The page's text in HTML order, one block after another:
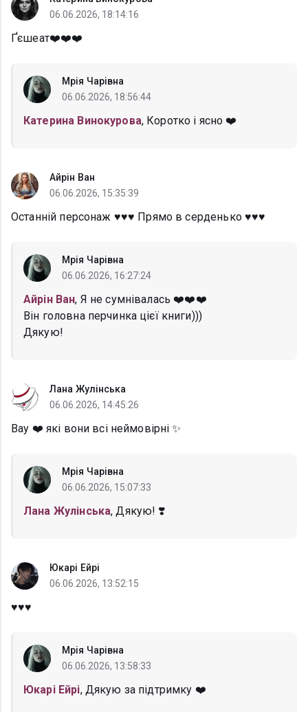
06.06.2026, 18:14:16
Ґєшеат❤️❤️❤️
Мрія Чарівна
06.06.2026, 18:56:44
Катерина Винокурова, Коротко і ясно ❤️
Айрін Ван
06.06.2026, 15:35:39
Останній персонаж ♥️♥️♥️ Прямо в серденько ♥️♥️♥️
Мрія Чарівна
06.06.2026, 16:27:24
Айрін Ван, Я не сумнівалась ❤️❤️❤️
Він головна перчинка цієї книги)))
Дякую!
Лана Жулінська
06.06.2026, 14:45:26
Вау ❤️ які вони всі неймовірні ✨
Мрія Чарівна
06.06.2026, 15:07:33
Лана Жулінська, Дякую! ❣️
Юкарі Ейрі
06.06.2026, 13:52:15
♥️♥️♥️
Мрія Чарівна
06.06.2026, 13:58:33
Юкарі Ейрі, Дякую за підтримку ❤️